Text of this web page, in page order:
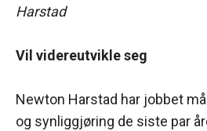
Harstad
Vil videreutvikle seg
Newton Harstad har jobbet
og synliggjøring de siste par